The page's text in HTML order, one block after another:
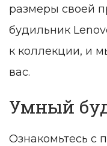
размеры своей
будильник
к коллекции, и
вас.
Умный
Ознакомьтесь с